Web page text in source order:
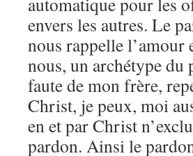
envers les autres. Le
nous rappelle l’amour
nous, un archétype du
faute de mon frère,
Christ, je peux, moi
en et par Christ
pardon. Ainsi le